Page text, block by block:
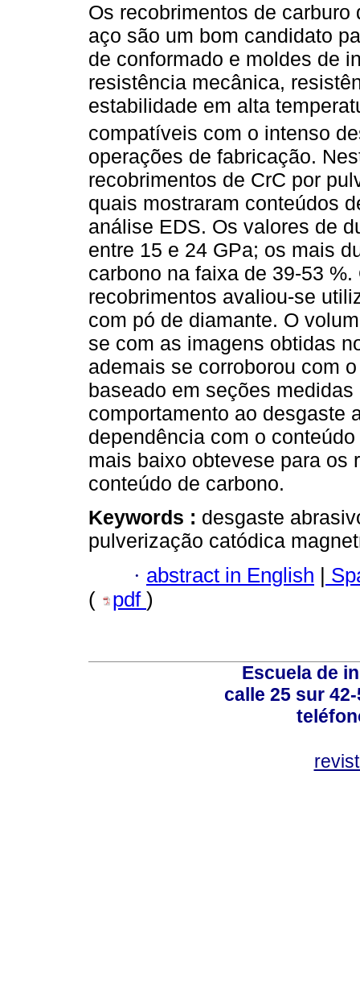
Os recobrimentos de carburo
aço são um bom candidato
de conformado e moldes de
resistência mecânica,
estabilidade em alta
compatíveis com o intenso
operações de fabricação.
recobrimentos de CrC por
quais mostraram conteúdos
análise EDS. Os valores de
entre 15 e 24 GPa; os mais
carbono na faixa de 39-53
recobrimentos avaliou-se
com pó de diamante. O
se com as imagens obtidas
ademais se corroborou com
baseado em seções
comportamento ao desgaste
dependência com o
mais baixo obtevese para os
conteúdo de carbono.
Keywords : desgaste
pulverização catódica
· abstract in English |
(
pdf )
Escuela de
calle 25 sur